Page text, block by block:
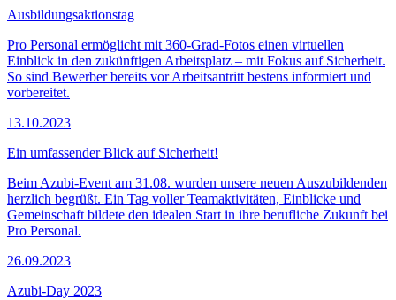
Ausbildungsaktionstag
Pro Personal ermöglicht mit 360-Grad-Fotos einen virtuellen
Einblick in den zukünftigen Arbeitsplatz – mit Fokus auf Sicherheit.
So sind Bewerber bereits vor Arbeitsantritt bestens informiert und
vorbereitet.
13.10.2023
Ein umfassender Blick auf Sicherheit!
Beim Azubi-Event am 31.08. wurden unsere neuen Auszubildenden
herzlich begrüßt. Ein Tag voller Teamaktivitäten, Einblicke und
Gemeinschaft bildete den idealen Start in ihre berufliche Zukunft bei
Pro Personal.
26.09.2023
Azubi-Day 2023